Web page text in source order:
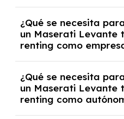
experto que te asesore.
y, en algunos casos, una
crediticia y un pago inicial.
¿Qué se necesita
un Maserati Levante
renting como
documentación financiera
casos, un informe de
y un pago inicial.
¿Qué se necesita
un Maserati Levante
renting como